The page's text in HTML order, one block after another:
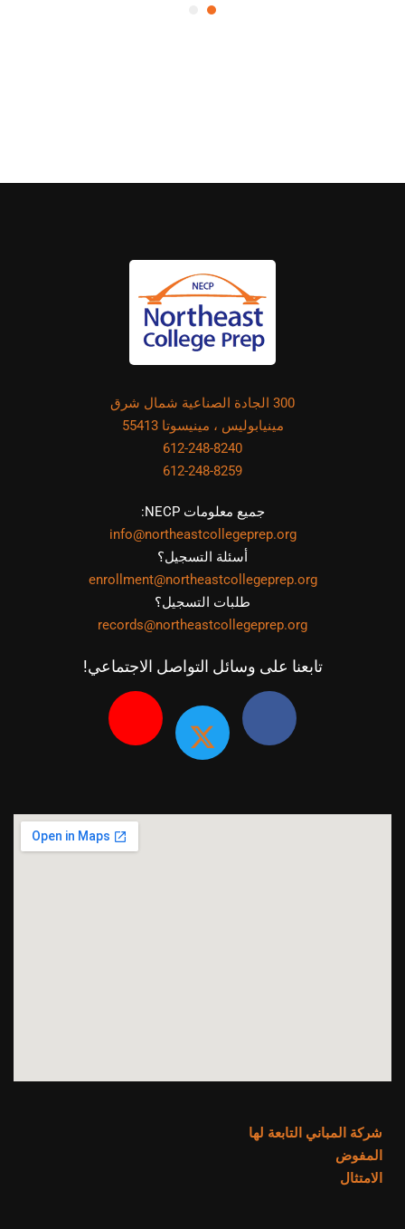
300 الجادة الصناعية شمال شرق
مينيابوليس ، مينيسوتا 55413
612-248-8240
612-248-8259
جميع معلومات NECP:
info@northeastcollegeprep.org
أسئلة التسجيل؟
enrollment@northeastcollegeprep.org
طلبات التسجيل؟
records@northeastcollegeprep.org
تابعنا على وسائل التواصل الاجتماعي!
شركة المباني التابعة لها
المفوض
الامتثال